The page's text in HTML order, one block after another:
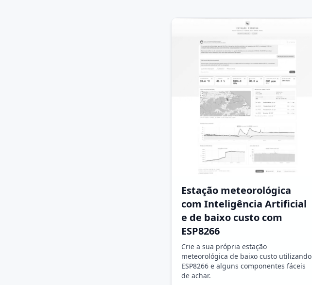
Estação meteorológica
com Inteligência Artificial
e de baixo custo com
ESP8266
Crie a sua própria estação
meteorológica de baixo custo utilizando
ESP8266 e alguns componentes fáceis
de achar.